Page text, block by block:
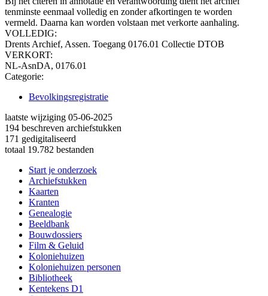
tenminste eenmaal volledig en zonder afkortingen te worden
vermeld. Daarna kan worden volstaan met verkorte aanhaling.
VOLLEDIG:
Drents Archief, Assen. Toegang 0176.01 Collectie DTOB
VERKORT:
NL-AsnDA, 0176.01
Categorie:
Bevolkingsregistratie
laatste wijziging 05-06-2025
194 beschreven archiefstukken
171 gedigitaliseerd
totaal 19.782 bestanden
Start je onderzoek
Archiefstukken
Kaarten
Kranten
Genealogie
Beeldbank
Bouwdossiers
Film & Geluid
Koloniehuizen
Koloniehuizen personen
Bibliotheek
Kentekens D1